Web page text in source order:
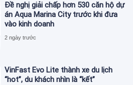
Đề nghị giải chấp hơn 530 căn hộ dự
án Aqua Marina City trước khi đưa
vào kinh doanh
2 ngày trước
VinFast Evo Lite thành xe du lịch
“hot”, du khách nhìn là “kết”